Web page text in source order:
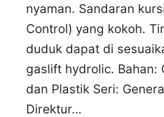
nyaman. Sandaran
Control) yang kokoh.
duduk dapat di
gaslift hydrolic. Bahan:
dan Plastik Seri:
Direktur…